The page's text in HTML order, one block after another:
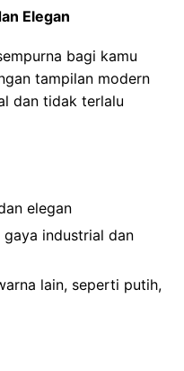
Elegan
bagi kamu
tampilan modern
dan tidak terlalu
elegan
industrial dan
lain, seperti putih,